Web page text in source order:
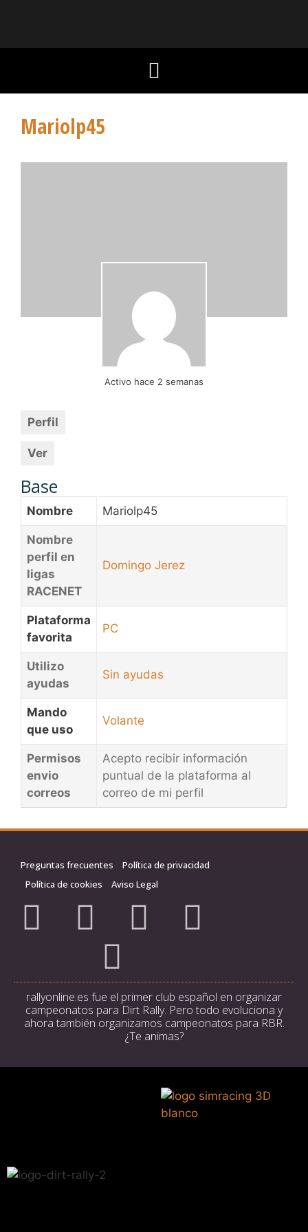
Mariolp45
Activo hace 2 semanas
Perfil
Ver
Base
Nombre Mariolp45
Nombre
perfil en
ligas
RACENET
Domingo Jerez
Plataforma
favorita
PC
Utilizo
ayudas
Sin ayudas
Mando
que uso
Volante
Permisos
envio
correos
Acepto recibir información
puntual de la plataforma al
correo de mi perfil
Preguntas frecuentes
Política de privacidad
Política de cookies
Aviso Legal
rallyonline.es fue el primer club español en organizar
campeonatos para Dirt Rally. Pero todo evoluciona y
ahora también organizamos campeonatos para RBR.
¿Te animas?